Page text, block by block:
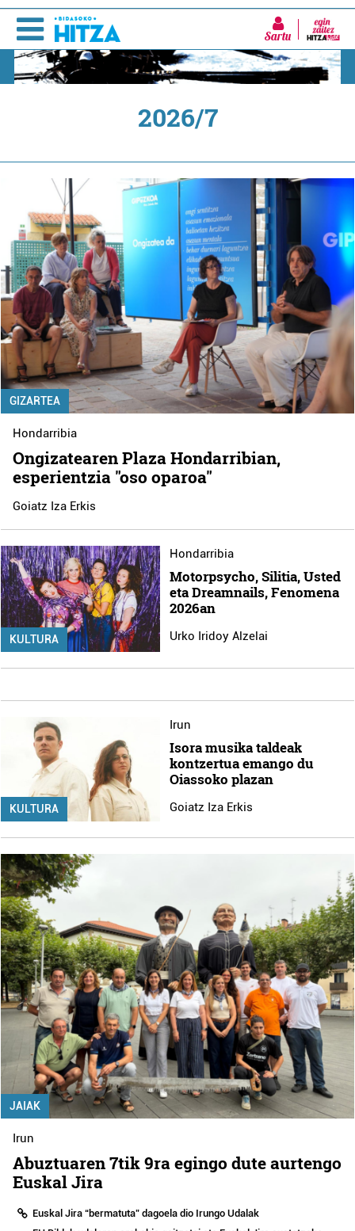
Sartu
2026/7
GIZARTEA
Hondarribia
Ongizatearen Plaza Hondarribian,
esperientzia "oso oparoa"
Goiatz Iza Erkis
KULTURA
Hondarribia
Motorpsycho, Silitia, Usted
eta Dreamnails, Fenomena
2026an
Urko Iridoy Alzelai
KULTURA
Irun
Isora musika taldeak
kontzertua emango du
Oiassoko plazan
Goiatz Iza Erkis
JAIAK
Irun
Abuztuaren 7tik 9ra egingo dute aurtengo
Euskal Jira
Euskal Jira “bermatuta” dagoela dio Irungo Udalak